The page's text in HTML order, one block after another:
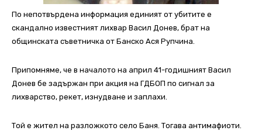
По непотвърдена информация единият от убитите е
скандално известният лихвар Васил Донев, брат на
общинската съветничка от Банско Ася Рупчина.
Припомняме, че в началото на април 41-годишният Васил
Донев бе задържан при акция на ГДБОП по сигнал за
лихварство, рекет, изнудване и заплахи.
Той е жител на разложкото село Баня. Тогава антимафиоти.